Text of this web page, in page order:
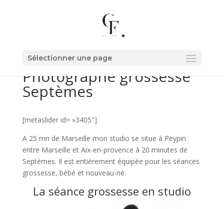
Sélectionner une page
Photographe grossesse
Septèmes
[metaslider id= »3405″]
A 25 mn de Marseille mon studio se situe à Peypin
entre Marseille et Aix-en-provence à 20 minutes de
Septèmes. Il est entièrement équipée pour les séances
grossesse, bébé et nouveau-né.
La séance grossesse en studio